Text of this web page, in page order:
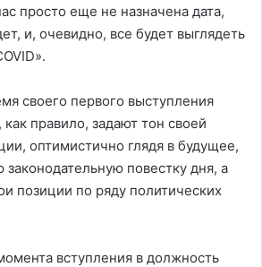
просто еще не назначена дата,
и, очевидно, все будет выглядеть
своего первого выступления
правило, задают тон своей
оптимистично глядя в будущее,
повестку дня, а
позиции по ряду политических
вступления в должность